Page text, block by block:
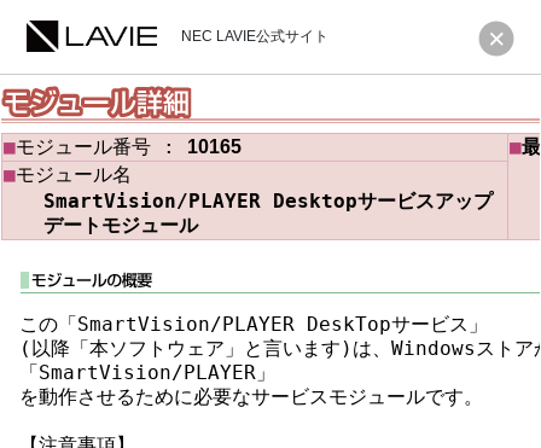
NEC LAVIE公式サイト